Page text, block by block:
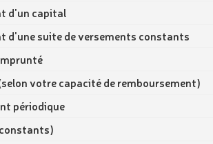
d'un capital
d'une suite de versements constants
votre capacité de remboursement)
périodique